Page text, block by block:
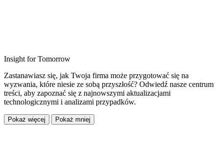
Insight for Tomorrow
Zastanawiasz się, jak Twoja firma może przygotować się na
wyzwania, które niesie ze sobą przyszłość? Odwiedź nasze centrum
treści, aby zapoznać się z najnowszymi aktualizacjami
technologicznymi i analizami przypadków.
Pokaż więcej Pokaż mniej